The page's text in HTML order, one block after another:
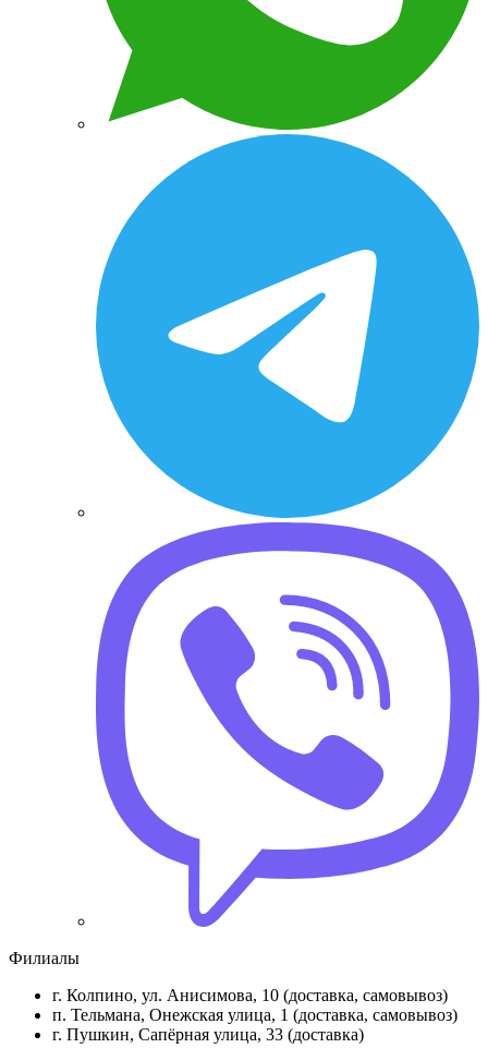
Филиалы
г. Колпино, ул. Анисимова, 10 (доставка, самовывоз)
п. Тельмана, Онежская улица, 1 (доставка, самовывоз)
г. Пушкин, Сапёрная улица, 33 (доставка)